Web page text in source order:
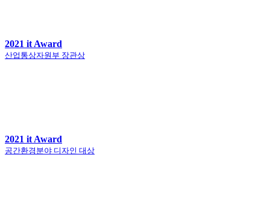
2021 it Award
산업통상자원부 장관상
2021 it Award
공간환경분야 디자인 대상